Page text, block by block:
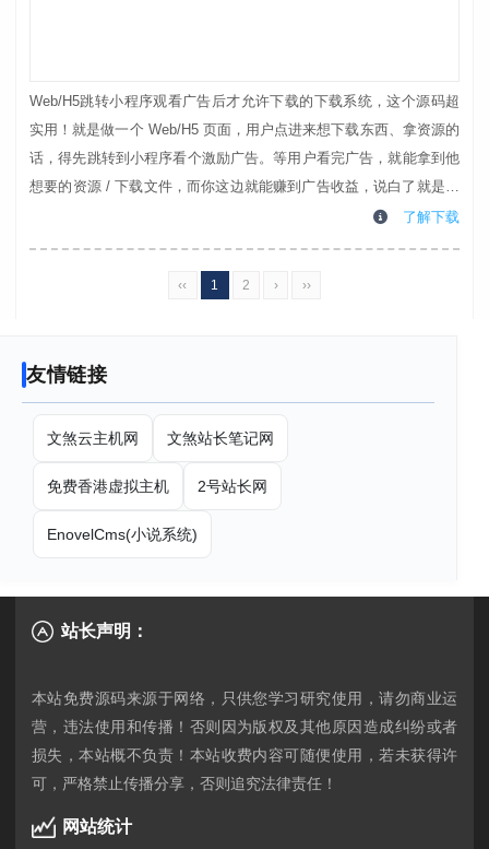
Web/H5跳转小程序观看广告后才允许下载的下载系统，这个源码超
实用！就是做一个 Web/H5 页面，用户点进来想下载东西、拿资源的
话，得先跳转到小程序看个激励广告。等用户看完广告，就能拿到他
想要的资源 / 下载文件，而你这边就能赚到广告收益，说白了就是靠
流量变现！和那些资源变现的玩法差不多，核心就是用广告换资源，
了解下载
‹‹ 1 2 › ››
友情链接
文煞云主机网 文煞站长笔记网
免费香港虚拟主机 2号站长网
EnovelCms(小说系统)
站长声明：
本站免费源码来源于网络，只供您学习研究使用，请勿商业运
营，违法使用和传播！否则因为版权及其他原因造成纠纷或者
损失，本站概不负责！本站收费内容可随便使用，若未获得许
网站统计